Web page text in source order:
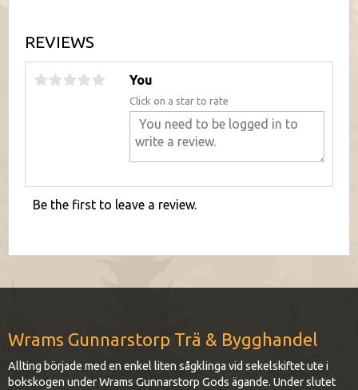
REVIEWS
You
Click on a star to rate
Be the first to leave a review.
Wrams Gunnarstorp Trä & Bygghandel
Allting började med en enkel liten sågklinga vid sekelskiftet ute i
bokskogen under Wrams Gunnarstorp Gods ägande. Under slutet